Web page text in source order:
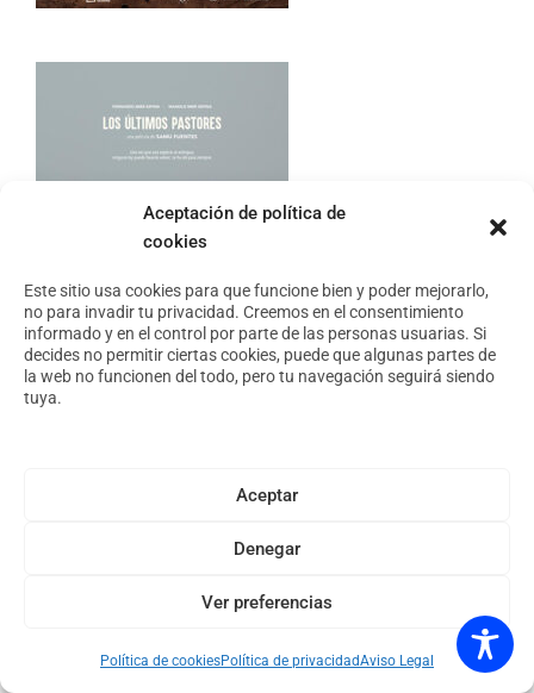
Aceptación de política de
cookies
Este sitio usa cookies para que funcione bien y poder mejorarlo,
no para invadir tu privacidad. Creemos en el consentimiento
informado y en el control por parte de las personas usuarias. Si
decides no permitir ciertas cookies, puede que algunas partes de
la web no funcionen del todo, pero tu navegación seguirá siendo
tuya.
Aceptar
Denegar
Ver preferencias
Política de cookiesPolítica de privacidadAviso Legal